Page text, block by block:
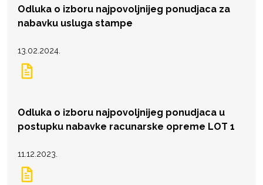
Odluka o izboru najpovoljnijeg ponudjaca za
nabavku usluga stampe
13.02.2024.
Odluka o izboru najpovoljnijeg ponudjaca u
postupku nabavke racunarske opreme LOT 1
11.12.2023.